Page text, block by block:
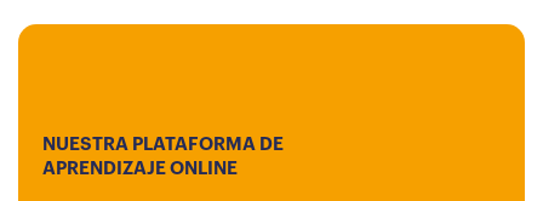
NUESTRA PLATAFORMA DE
APRENDIZAJE ONLINE